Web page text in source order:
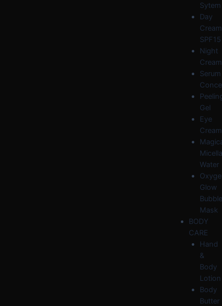
Sytem
Day
Cream
SPF15
Night
Cream
Serum
Gel
Eye
Cream
Water
Glow
Bubble
Mask
BODY
CARE
Hand
&
Body
Lotion
Body
Butter